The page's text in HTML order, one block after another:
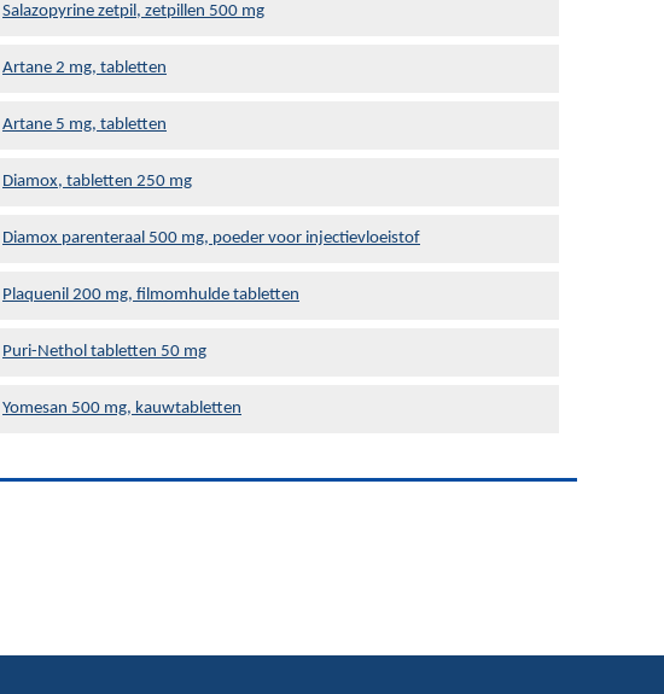
Salazopyrine zetpil, zetpillen 500 mg
Artane 2 mg, tabletten
Artane 5 mg, tabletten
Diamox, tabletten 250 mg
Diamox parenteraal 500 mg, poeder voor injectievloeistof
Plaquenil 200 mg, filmomhulde tabletten
Puri-Nethol tabletten 50 mg
Yomesan 500 mg, kauwtabletten